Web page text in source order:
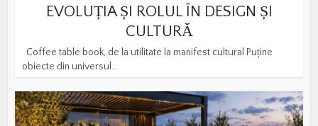
EVOLUȚIA ȘI ROLUL ÎN DESIGN ȘI
CULTURĂ
Coffee table book, de la utilitate la manifest cultural Puține
obiecte din universul...